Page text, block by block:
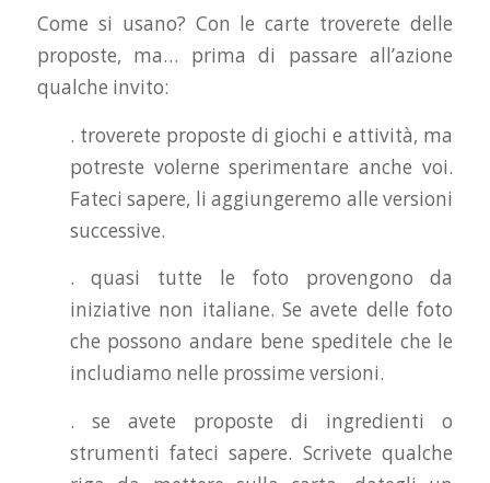
Come si usano? Con le carte troverete delle
proposte, ma… prima di passare all’azione
qualche invito:
. troverete proposte di giochi e attività, ma
potreste volerne sperimentare anche voi.
Fateci sapere, li aggiungeremo alle versioni
successive.
. quasi tutte le foto provengono da
iniziative non italiane. Se avete delle foto
che possono andare bene speditele che le
includiamo nelle prossime versioni.
. se avete proposte di ingredienti o
strumenti fateci sapere. Scrivete qualche